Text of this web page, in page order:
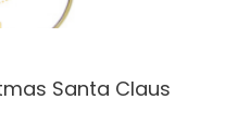
Santa Claus